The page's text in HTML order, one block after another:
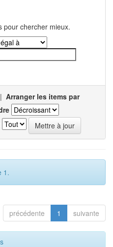
pour chercher mieux.
| Arranger les items par
1.
précédente 1 suivante